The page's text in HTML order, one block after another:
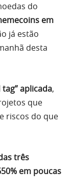
do
em
já estão
desta
tag” aplicada,
que
riscos do que
três
em poucas